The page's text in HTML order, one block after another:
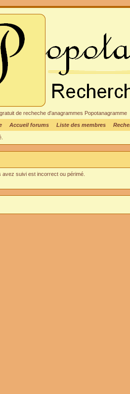
de recheche d'anagrammes Popotanagramme
Accueil forums Liste des membres
avez suivi est incorrect ou périmé.